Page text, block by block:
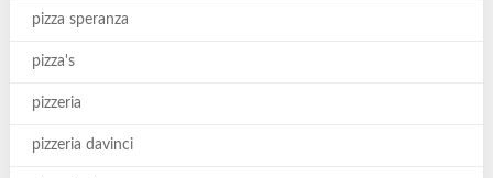
pizza speranza
pizza's
pizzeria
pizzeria davinci